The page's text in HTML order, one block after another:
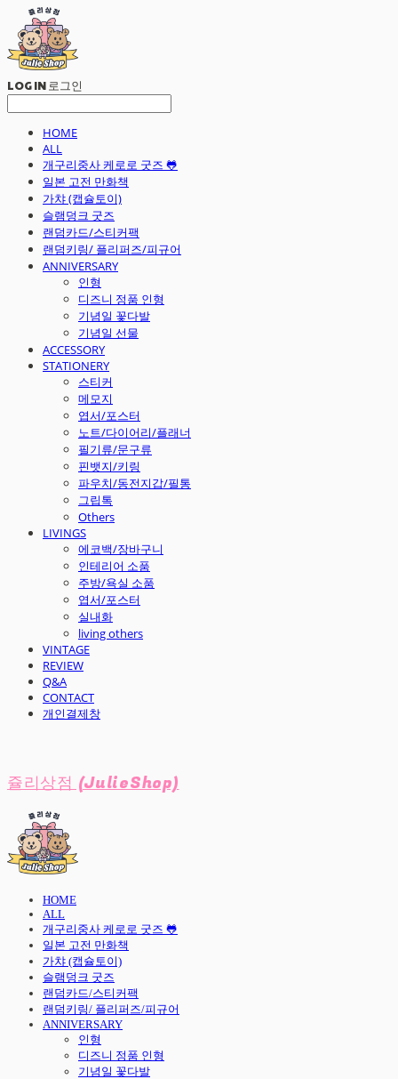
LOG IN로그인
HOME
ALL
개구리중사 케로로 굿즈 🐸
일본 고전 만화책
가챠 (캡슐토이)
슬램덩크 굿즈
랜덤카드/스티커팩
랜덤키링/ 플리퍼즈/피규어
ANNIVERSARY
인형
디즈니 정품 인형
기념일 꽃다발
기념일 선물
ACCESSORY
STATIONERY
스티커
메모지
엽서/포스터
노트/다이어리/플래너
필기류/문구류
핀뱃지/키링
파우치/동전지갑/필통
그립톡
Others
LIVINGS
에코백/장바구니
인테리어 소품
주방/욕실 소품
엽서/포스터
실내화
living others
VINTAGE
REVIEW
Q&A
CONTACT
개인결제창
쥴리상점 (JulieShop)
HOME
ALL
개구리중사 케로로 굿즈 🐸
일본 고전 만화책
가챠 (캡슐토이)
슬램덩크 굿즈
랜덤카드/스티커팩
랜덤키링/ 플리퍼즈/피규어
ANNIVERSARY
인형
디즈니 정품 인형
기념일 꽃다발